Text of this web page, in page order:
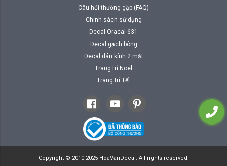
Câu hỏi thường gặp (FAQ)
Chính sách sử dụng
Decal Oracal 631
Decal gạch bông
Decal dán kính 2 mặt
Trang trí Noel
Trang trí Tết
Copyright © 2010-2025 HoaVanDecal. All rights reserved.